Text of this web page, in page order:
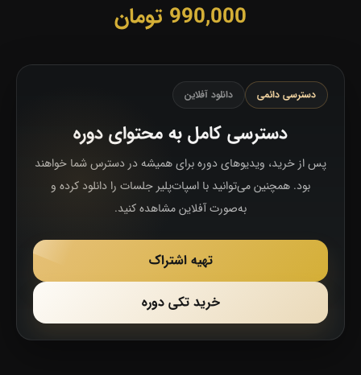
990,000 تومان
دسترسی دائمی دانلود آفلاین
دسترسی کامل به محتوای دوره
پس از خرید، ویدیوهای دوره برای همیشه در دسترس شما خواهند
بود. همچنین می‌توانید با اسپات‌پلیر جلسات را دانلود کرده و
به‌صورت آفلاین مشاهده کنید.
تهیه اشتراک
خرید تکی دوره